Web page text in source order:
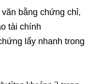
bằng chứng chỉ,
tài chính
lấy nhanh trong